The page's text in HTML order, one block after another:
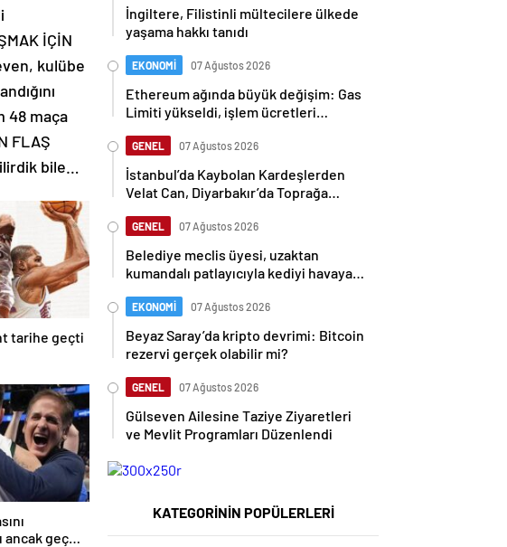
İÇİN
kulübe
48 maça
FLAŞ
bile…
tarihe geçti
ancak geç
İngiltere, Filistinli mültecilere ülkede
yaşama hakkı tanıdı
EKONOMİ 07 Ağustos 2026
Ethereum ağında büyük değişim: Gas
Limiti yükseldi, işlem ücretleri
GENEL 07 Ağustos 2026
İstanbul’da Kaybolan Kardeşlerden
Velat Can, Diyarbakır’da Toprağa
GENEL 07 Ağustos 2026
Belediye meclis üyesi, uzaktan
kumandalı patlayıcıyla kediyi havaya
EKONOMİ 07 Ağustos 2026
Beyaz Saray’da kripto devrimi: Bitcoin
rezervi gerçek olabilir mi?
GENEL 07 Ağustos 2026
Gülseven Ailesine Taziye Ziyaretleri
ve Mevlit Programları Düzenlendi
KATEGORİNİN POPÜLERLERİ